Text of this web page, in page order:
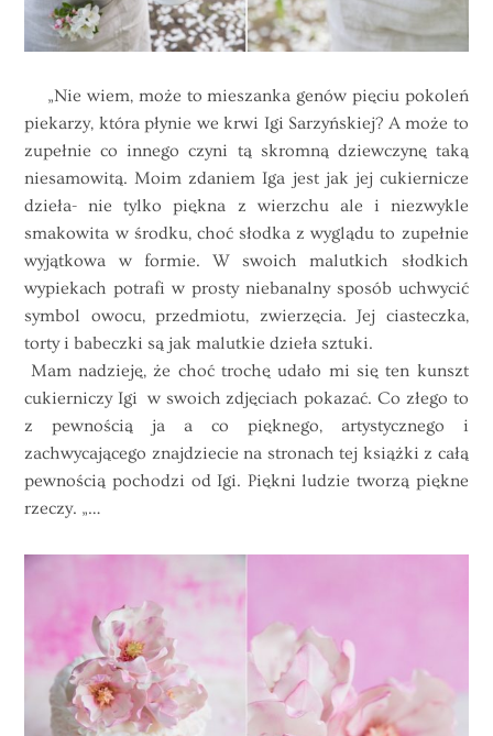
„Nie wiem, może to mieszanka genów pięciu pokoleń
piekarzy, która płynie we krwi Igi Sarzyńskiej? A może to
zupełnie co innego czyni tą skromną dziewczynę taką
niesamowitą. Moim zdaniem Iga jest jak jej cukiernicze
dzieła- nie tylko piękna z wierzchu ale i niezwykle
smakowita w środku, choć słodka z wyglądu to zupełnie
wyjątkowa w formie. W swoich malutkich słodkich
wypiekach potrafi w prosty niebanalny sposób uchwycić
symbol owocu, przedmiotu, zwierzęcia. Jej ciasteczka,
torty i babeczki są jak malutkie dzieła sztuki.
Mam nadzieję, że choć trochę udało mi się ten kunszt
cukierniczy Igi w swoich zdjęciach pokazać. Co złego to
z pewnością ja a co pięknego, artystycznego i
zachwycającego znajdziecie na stronach tej książki z całą
pewnością pochodzi od Igi. Piękni ludzie tworzą piękne
rzeczy. „…